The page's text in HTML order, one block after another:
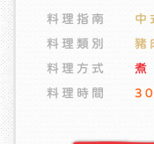
料理指南
中
料理類別
豬
料理方式
料理時間
料理指南
中
料理類別
豬
料理方式
料理時間
料理指南
中
料理類別
豬
料理方式
料理時間
料理指南
中
料理類別
海
料理方式
料理時間
料理指南
中
料理類別
海
料理方式
炒
料理時間
料理指南
中
料理類別
海
料理方式
炒
料理時間
料理指南
中
料理類別
雞
料理方式
煮
料理時間